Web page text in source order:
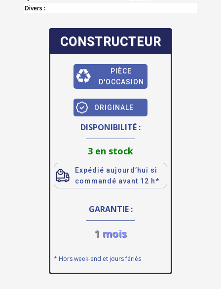
Divers :
CONSTRUCTEUR
PIÈCE
D'OCCASION
ORIGINALE
DISPONIBILITÉ :
3 en stock
Expédié aujourd’hui si
commandé avant 12 h*
GARANTIE :
1 mois
* Hors week-end et jours fériés